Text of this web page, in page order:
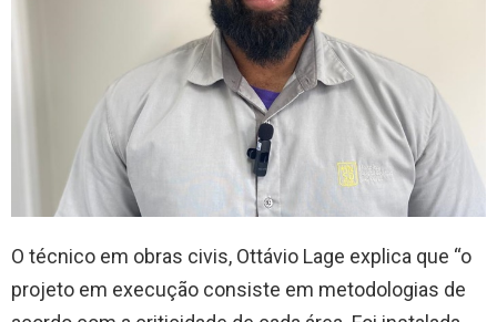
O técnico em obras civis, Ottávio Lage explica que “o
projeto em execução consiste em metodologias de